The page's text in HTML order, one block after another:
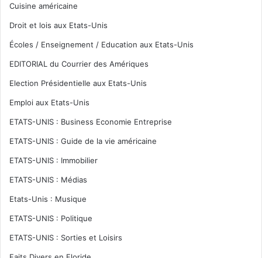
Cuisine américaine
Droit et lois aux Etats-Unis
Écoles / Enseignement / Education aux Etats-Unis
EDITORIAL du Courrier des Amériques
Election Présidentielle aux Etats-Unis
Emploi aux Etats-Unis
ETATS-UNIS : Business Economie Entreprise
ETATS-UNIS : Guide de la vie américaine
ETATS-UNIS : Immobilier
ETATS-UNIS : Médias
Etats-Unis : Musique
ETATS-UNIS : Politique
ETATS-UNIS : Sorties et Loisirs